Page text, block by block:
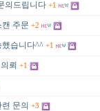
의드립니다 +1
주문 +2
했습니다^^ +1
뢰 +1
문의 +3